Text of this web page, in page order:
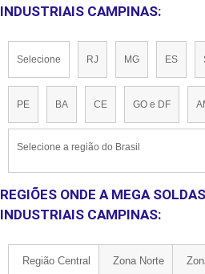
INDUSTRIAIS CAMPINAS:
Selecione RJ MG ES
PE BA CE GO e DF
Selecione a região do Brasil
REGIÕES ONDE A MEGA
INDUSTRIAIS CAMPINAS:
Região Central Zona Norte